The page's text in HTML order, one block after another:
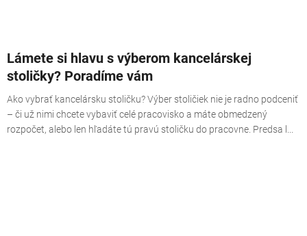
Lámete si hlavu s výberom kancelárskej
stoličky? Poradíme vám
Ako vybrať kancelársku stoličku? Výber stoličiek nie je radno podceniť
– či už nimi chcete vybaviť celé pracovisko a máte obmedzený
rozpočet, alebo len hľadáte tú pravú stoličku do pracovne. Predsa l...